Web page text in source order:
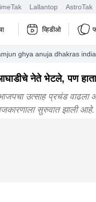
Lallantop AstroTak
व्हिडीओ
ghya anuja dhakras
नेते भेटले, पण
उत्साह प्रचंड
सुरुवात झाली